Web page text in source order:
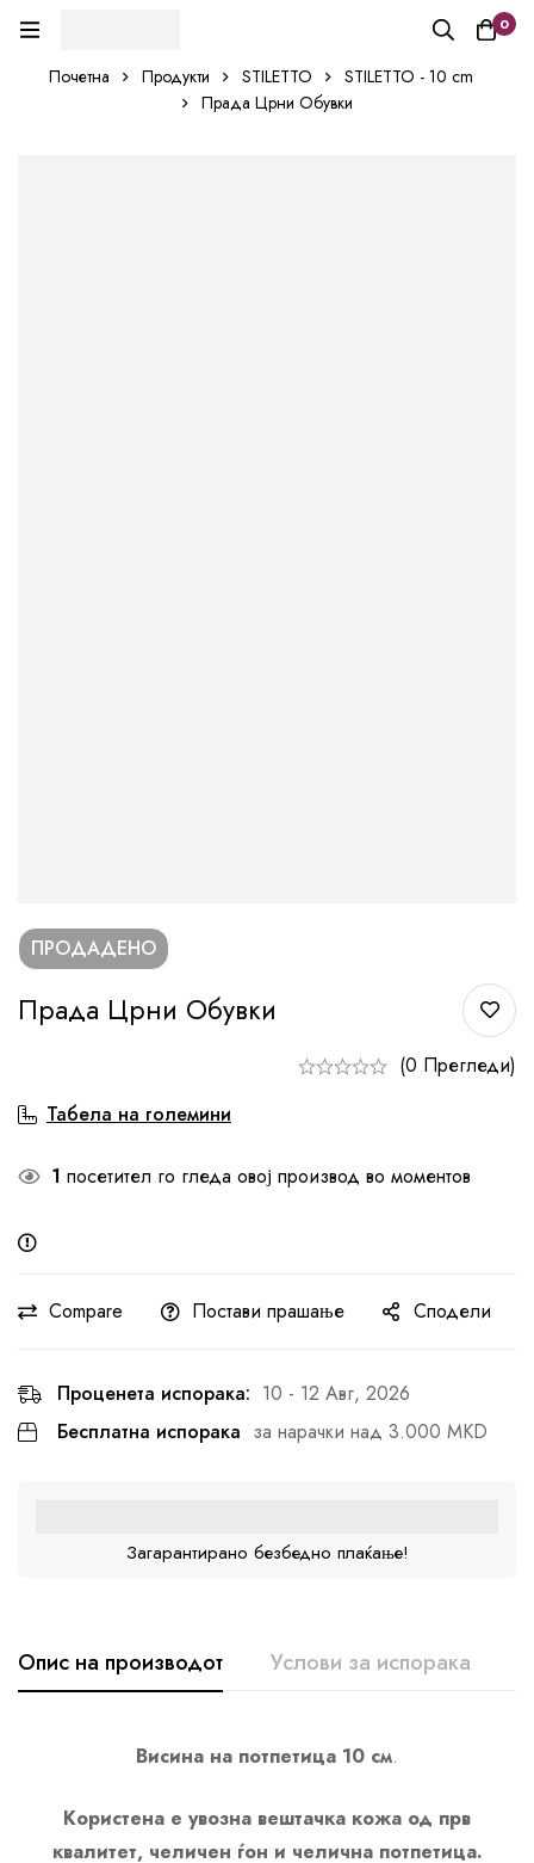
0
Почетна Продукти STILETTO
STILETTO - 10 cm
Прада Црни Обувки
ПРОДАДЕНО
Прада Црни Обувки
(0 Прегледи)
Табела на големини
1 посетител го гледа овој производ во моментов
Compare Постави прашање Сподели
Проценета испорака: 10 - 12 Авг, 2026
Бесплатна испорака за нарачки над 3.000 MKD
Загарантирано безбедно плаќање!
Опис на производот Услови за испорака
Висина на потпетица 10 см.
Користена е увозна вештачка кожа од прв
квалитет, челичен ѓон и челична потпетица.